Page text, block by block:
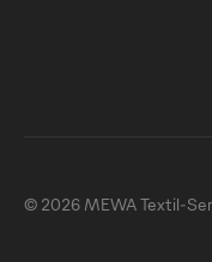
© 2026 MEWA Textil-